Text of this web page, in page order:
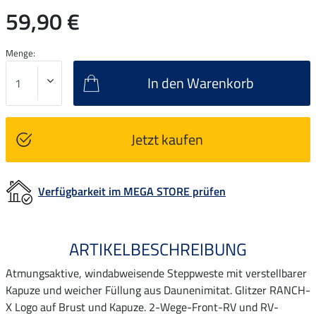
59,90 €
Menge:
In den Warenkorb
Jetzt kaufen
Verfügbarkeit im MEGA STORE prüfen
ARTIKELBESCHREIBUNG
Atmungsaktive, windabweisende Steppweste mit verstellbarer
Kapuze und weicher Füllung aus Daunenimitat. Glitzer RANCH-
X Logo auf Brust und Kapuze. 2-Wege-Front-RV und RV-